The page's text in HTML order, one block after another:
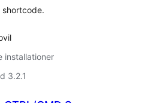
shortcode.
installationer
3.2.1